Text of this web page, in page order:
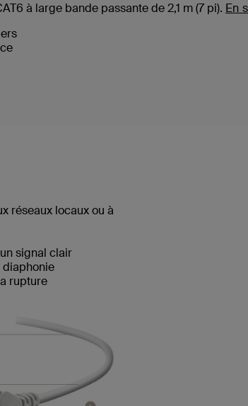
à large bande passante de 2,1 m (7pi). En
réseaux locaux ou à
signal clair
rupture